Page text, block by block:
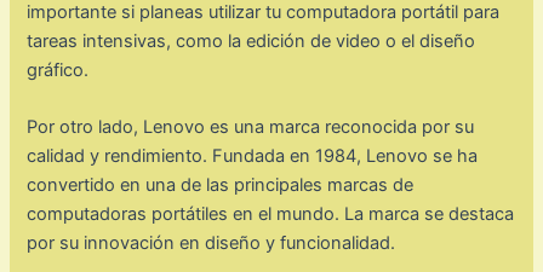
importante si planeas utilizar tu computadora portátil para
tareas intensivas, como la edición de video o el diseño
gráfico.
Por otro lado, Lenovo es una marca reconocida por su
calidad y rendimiento. Fundada en 1984, Lenovo se ha
convertido en una de las principales marcas de
computadoras portátiles en el mundo. La marca se destaca
por su innovación en diseño y funcionalidad.